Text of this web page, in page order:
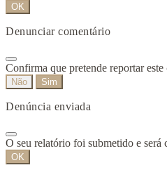
OK
Denunciar comentário
Confirma que pretende reportar este
Não Sim
Denúncia enviada
O seu relatório foi submetido e será
OK